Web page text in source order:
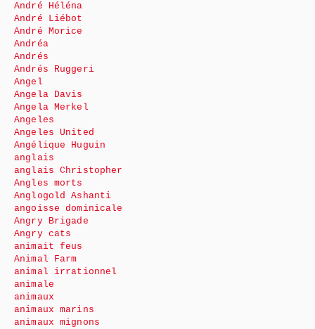
André Héléna
André Liébot
André Morice
Andréa
Andrés
Andrés Ruggeri
Angel
Angela Davis
Angela Merkel
Angeles
Angeles United
Angélique Huguin
anglais
anglais Christopher
Angles morts
Anglogold Ashanti
angoisse dominicale
Angry Brigade
Angry cats
animait feus
Animal Farm
animal irrationnel
animale
animaux
animaux marins
animaux mignons